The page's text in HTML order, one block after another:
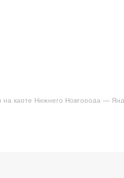
на карте Нижнего Новгорода —